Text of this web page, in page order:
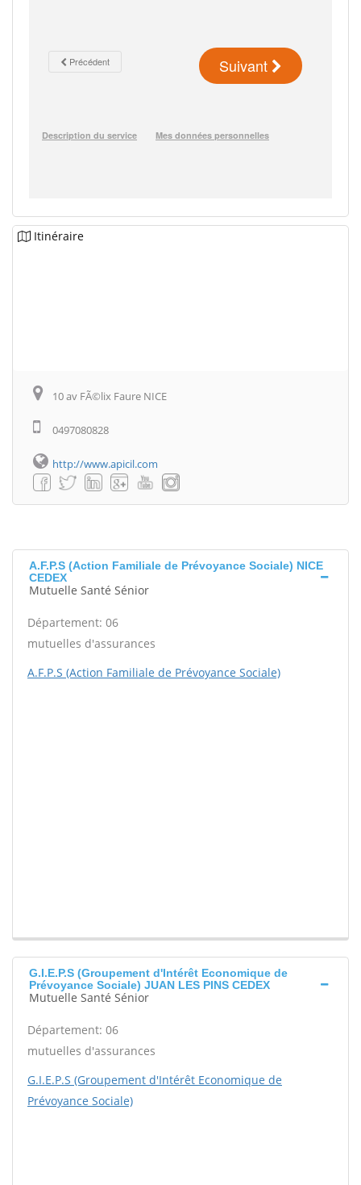
Itinéraire
10 av FÃ©lix Faure NICE
0497080828
http://www.apicil.com
A.F.P.S (Action Familiale de Prévoyance Sociale) NICE
CEDEX
Mutuelle Santé Sénior
Département: 06
mutuelles d'assurances
A.F.P.S (Action Familiale de Prévoyance Sociale)
G.I.E.P.S (Groupement d'Intérêt Economique de
Prévoyance Sociale) JUAN LES PINS CEDEX
Mutuelle Santé Sénior
Département: 06
mutuelles d'assurances
G.I.E.P.S (Groupement d'Intérêt Economique de
Prévoyance Sociale)